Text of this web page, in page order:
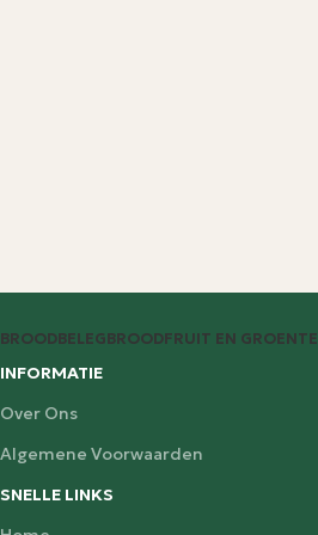
BROODBELEGBROODFRUIT EN GROENTE
INFORMATIE
Over Ons
Algemene Voorwaarden
SNELLE LINKS